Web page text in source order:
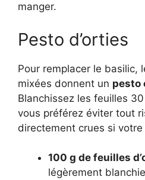
manger.
Pesto d’orties
Pour remplacer le basilic,
mixées donnent un pesto
Blanchissez les feuilles
vous préférez éviter tout
directement crues si
100 g de feuilles
légèrement